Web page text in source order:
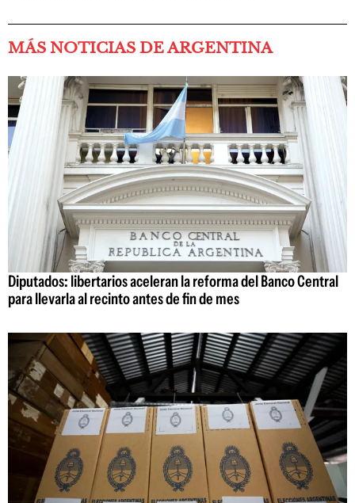
MÁS NOTICIAS DE ARGENTINA
Diputados: libertarios aceleran la reforma del Banco Central
para llevarla al recinto antes de fin de mes